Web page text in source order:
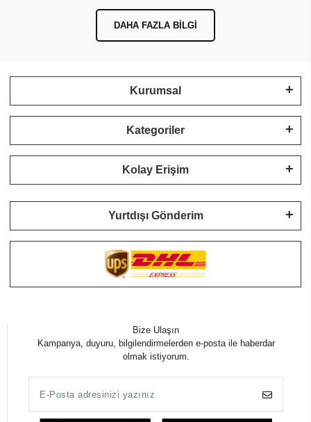
DAHA FAZLA BILGI
Kurumsal
Kategoriler
Kolay Erişim
Yurtdışı Gönderim
Bize Ulaşın
Kampanya, duyuru, bilgilendirmelerden e-posta ile haberdar
olmak istiyorum.